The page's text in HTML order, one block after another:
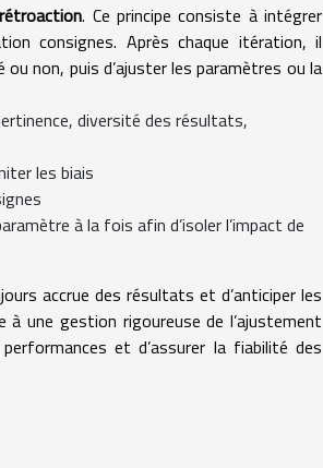
. Ce principe consiste à intégrer
consignes. Après chaque itération, il
non, puis d’ajuster les paramètres ou la
diversité des résultats,
les biais
à la fois afin d’isoler l’impact de
accrue des résultats et d’anticiper les
une gestion rigoureuse de l’ajustement
et d’assurer la fiabilité des